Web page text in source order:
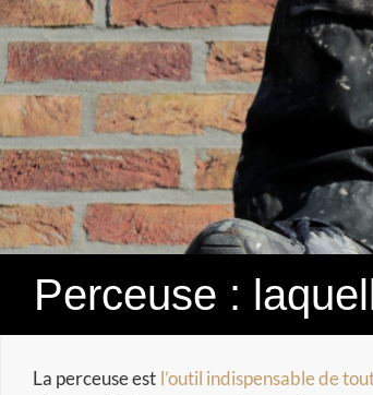
Perceuse :
La perceuse est l’outil indispensable de